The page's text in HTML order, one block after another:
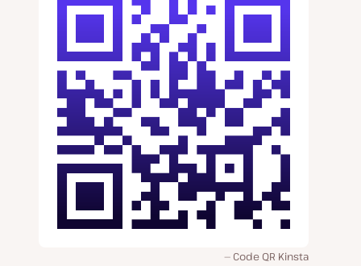
Code QR Kinsta